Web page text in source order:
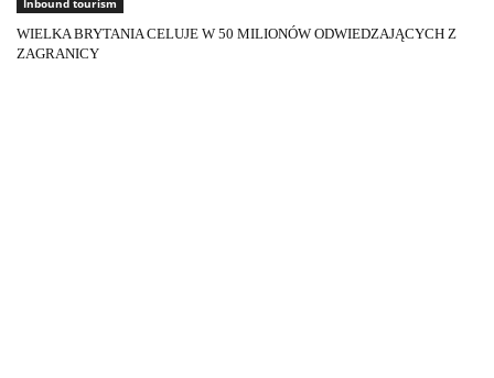
WIELKA BRYTANIA CELUJE W 50 MILIONÓW ODWIEDZAJĄCYCH Z
ZAGRANICY